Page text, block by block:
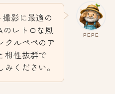
PEPE
影に最適の
のレトロな風
クルペペのア
相性抜群で
ください。